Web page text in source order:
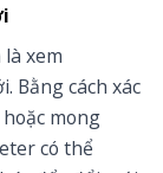
xem
Bằng cách xác
mong
có thể